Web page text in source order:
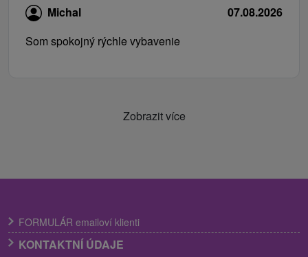
Michal
07.08.2026
Som spokojný rýchle vybavenie
Zobrazit více
FORMULÁR emailoví klienti
KONTAKTNÍ ÚDAJE